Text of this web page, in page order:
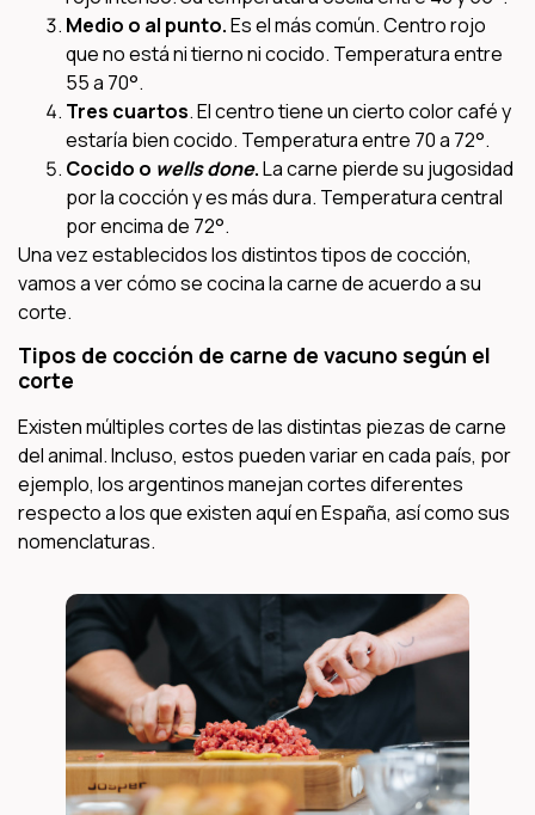
Medio o al punto.Es el más común. Centro rojo
que no está ni tierno ni cocido. Temperatura entre
55 a 70°.
Tres cuartos. El centro tiene un cierto color café y
estaría bien cocido. Temperatura entre 70 a 72°.
Cocido o wells done.La carne pierde su jugosidad
por la cocción y es más dura. Temperatura central
por encima de 72°.
Una vez establecidos los distintos tipos de cocción,
vamos a ver cómo se cocina la carne de acuerdo a su
corte.
Tipos de cocción de carne de vacuno según el
corte
Existen múltiples cortes de las distintas piezas de carne
del animal. Incluso, estos pueden variar en cada país, por
ejemplo, los argentinos manejan cortes diferentes
respecto a los que existen aquí en España, así como sus
nomenclaturas.